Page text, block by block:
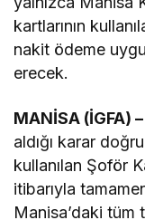
kartlarının
nakit ödeme
erecek.
MANİSA (İGFA) –
aldığı karar
kullanılan Şoför
itibarıyla
Manisa’daki tüm